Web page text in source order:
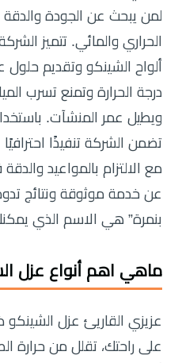
لمن يبحث عن الجودة والدقة
الحراري والمائي. تتميز
ألواح الشينكو وتقديم
درجة الحرارة وتمنع تسرب
ويطيل عمر المنشآت.
تضمن الشركة تنفيذًا
مع الالتزام بالمواعيد
عن خدمة موثوقة ونتائج
بنمرة” هي الاسم الذي
ماهي اهم أنواع عزل
عزيزي القاريئ عزل
على راحتك، تقلل من حرارة